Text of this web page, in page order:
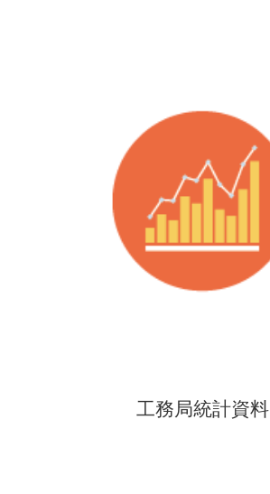
工務局統計資料